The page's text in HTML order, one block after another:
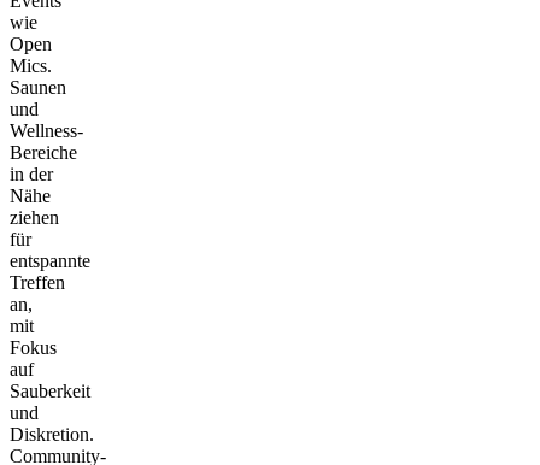
wie
Open
Mics.
Saunen
und
Wellness-
Bereiche
in der
Nähe
ziehen
für
entspannte
Treffen
an,
mit
Fokus
auf
Sauberkeit
und
Diskretion.
Community-